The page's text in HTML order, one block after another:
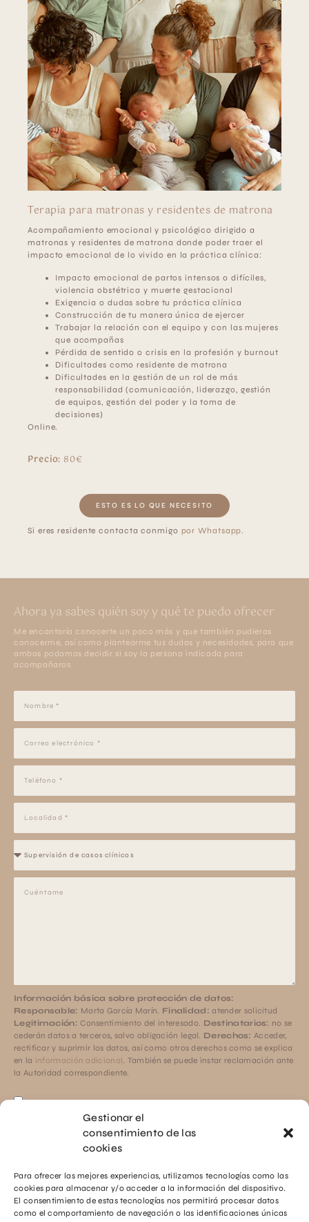
Gestionar el
consentimiento de las
cookies
Para ofrecer las mejores experiencias, utilizamos tecnologías como las
cookies para almacenar y/o acceder a la información del dispositivo.
El consentimiento de estas tecnologías nos permitirá procesar datos
como el comportamiento de navegación o las identificaciones únicas
Terapia para matronas y residentes de matrona
Acompañamiento emocional y psicológico dirigido a
matronas y residentes de matrona donde poder traer el
impacto emocional de lo vivido en la práctica clínica:
Impacto emocional de partos intensos o difíciles,
violencia obstétrica y muerte gestacional
Exigencia o dudas sobre tu práctica clínica
Construcción de tu manera única de ejercer
Trabajar la relación con el equipo y con las mujeres
que acompañas
Pérdida de sentido o crisis en la profesión y burnout
Dificultades como residente de matrona
Dificultades en la gestión de un rol de más
responsabilidad (comunicación, liderazgo, gestión
de equipos, gestión del poder y la toma de
decisiones)
Online.
Precio: 80€
ESTO ES LO QUE NECESITO
Si eres residente contacta conmigo por Whatsapp.
Ahora ya sabes quién soy y qué te puedo ofrecer
Me encantaría conocerte un poco más y que también pudieras
conocerme, así como plantearme tus dudas y necesidades, para que
ambas podamos decidir si soy la persona indicada para
acompañaros.
Información básica sobre protección de datos:
Responsable: Marta García Marín. Finalidad:atender solicitud
Legitimación:Consentimiento del interesado. Destinatarios: no se
cederán datos a terceros, salvo obligación legal. Derechos: Acceder,
rectificar y suprimir los datos, así como otros derechos como se explica
en la información adicional . También se puede instar reclamación ante
la Autoridad correspondiente.
ENVIA TU MENSAJE